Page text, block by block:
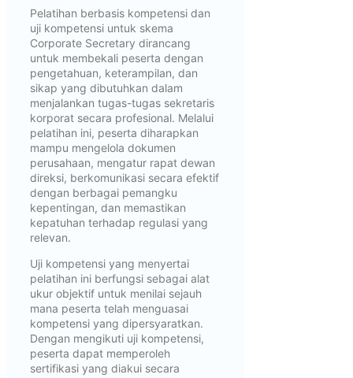
Pelatihan berbasis kompetensi dan
uji kompetensi untuk skema
Corporate Secretary dirancang
untuk membekali peserta dengan
pengetahuan, keterampilan, dan
sikap yang dibutuhkan dalam
menjalankan tugas-tugas sekretaris
korporat secara profesional. Melalui
pelatihan ini, peserta diharapkan
mampu mengelola dokumen
perusahaan, mengatur rapat dewan
direksi, berkomunikasi secara efektif
dengan berbagai pemangku
kepentingan, dan memastikan
kepatuhan terhadap regulasi yang
relevan.
Uji kompetensi yang menyertai
pelatihan ini berfungsi sebagai alat
ukur objektif untuk menilai sejauh
mana peserta telah menguasai
kompetensi yang dipersyaratkan.
Dengan mengikuti uji kompetensi,
peserta dapat memperoleh
sertifikasi yang diakui secara